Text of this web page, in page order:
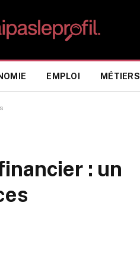
EMPLOI MÉTIERS
: un